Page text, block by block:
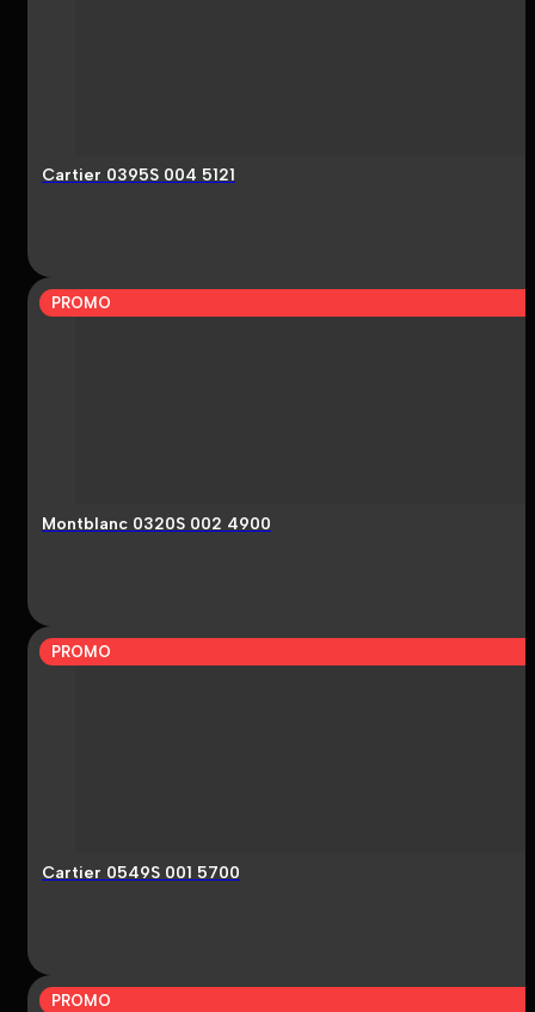
Cartier 0395S 004 5121
PROMO
Montblanc 0320S 002 4900
PROMO
Cartier 0549S 001 5700
PROMO